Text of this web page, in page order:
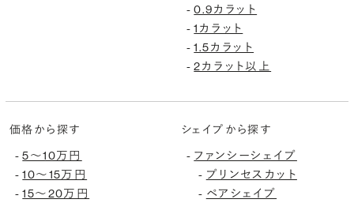
-0.9カラット
-1カラット
-1.5カラット
-2カラット以上
価格から探す
-5〜10万円
-10〜15万円
-15〜20万円
シェイプから探す
- ファンシーシェイプ
- プリンセスカット
- ペアシェイプ